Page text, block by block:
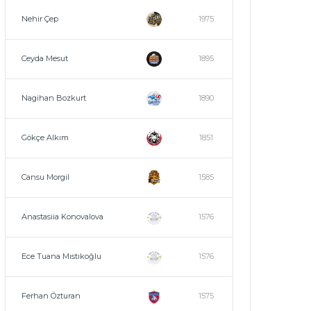
Nehir Çep 1975
Ceyda Mesut 1895
Nagihan Bozkurt 1890
Gökçe Alkım 1851
Cansu Morgil 1585
Anastasiia Konovalova 1576
Ece Tuana Mıstıkoğlu 1576
Ferhan Özturan 1575